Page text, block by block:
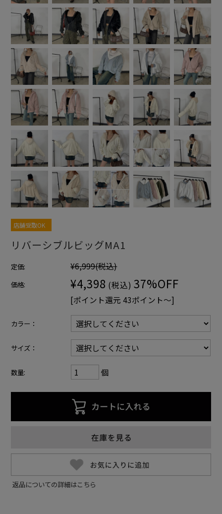
店舗受取OK
リバーシブルビッグMA1
定価: ¥6,999(税込)
価格: ¥4,398 (税込) 37%OFF
[ポイント還元 43ポイント〜]
カラー：
サイズ：
数量: 個
返品についての詳細はこちら